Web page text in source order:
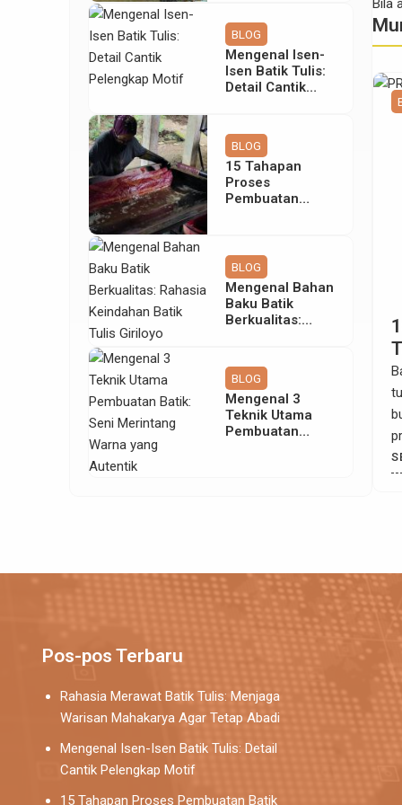
Bila
di Balik Motif Batik Lereng
Robyong: Karya Ikonik dan
Cahaya Khas Giriloyo
dari Imajinasi dan Kecintaan pada Yogyakarta Batik
sekadar kain, melainkan media bagi pembatik untuk
jiwa dan pengalamannya. Sebagai perajin di
Batik Giriloyo, saya selalu mencari cara agar
tetap relevan dengan zaman tanpa kehilangan
BLOG
Mengenal Isen-
Isen Batik Tulis:
Detail Cantik
BLOG
15 Tahapan
Proses
Pembuatan
BLOG
Mengenal Bahan
Baku Batik
Berkualitas:
Tulis Giriloyo
BLOG
Mengenal 3
Teknik Utama
Pembuatan
Pos-pos Terbaru
Rahasia Merawat Batik Tulis: Menjaga
Warisan Mahakarya Agar Tetap Abadi
Mengenal Isen-Isen Batik Tulis: Detail
Cantik Pelengkap Motif
15 Tahapan Proses Pembuatan Batik